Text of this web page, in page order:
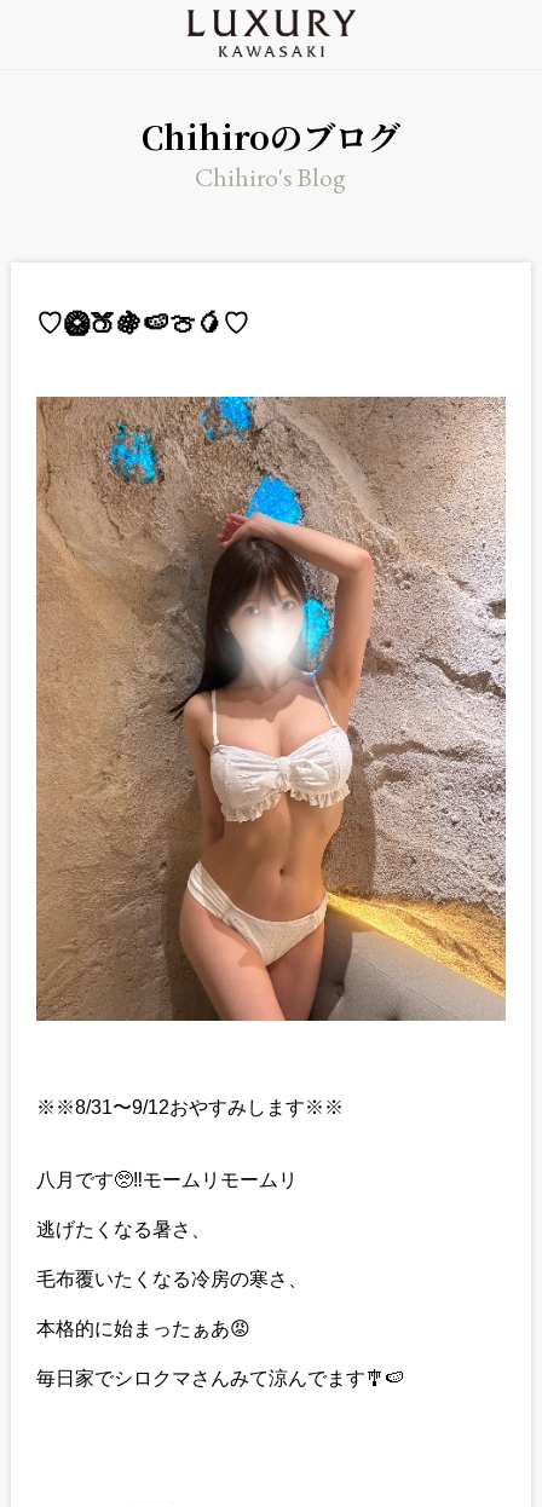
Chihiroのブログ
Chihiro's Blog
♡🥝🍑🍇🍉🍈🥭♡
※※8/31〜9/12おやすみします※※
八月です🥺‼️モームリモームリ
逃げたくなる暑さ、
毛布覆いたくなる冷房の寒さ、
本格的に始まったぁあ😡
毎日家でシロクマさんみて涼んでます🎐🍉